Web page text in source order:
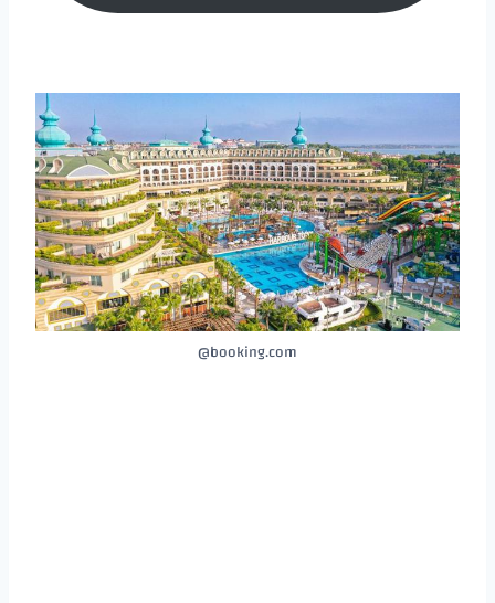
booking.com@